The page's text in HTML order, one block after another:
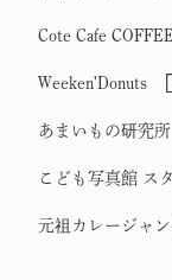
Cote Cafe
Weeken'Donuts
あまいもの研究所
こども写真館 ス
元祖カレージャ